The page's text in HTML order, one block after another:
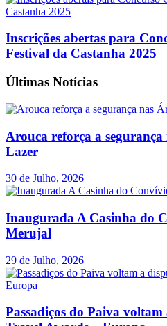
Inscrições abertas para
Festival da Castanha 2025
Últimas Notícias
Arouca reforça a segurança
Lazer
30 de Julho, 2026
Inaugurada A Casinha do
Merujal
29 de Julho, 2026
Passadiços do Paiva